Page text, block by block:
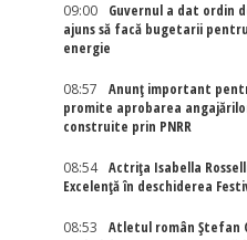
09:00
Guvernul a dat ordin
ajuns să facă bugetarii
energie
08:57
Anunț important
promite aprobarea
construite prin PNRR
08:54
Actriţa Isabella
Excelenţă în deschiderea
08:53
Atletul român Ștefan